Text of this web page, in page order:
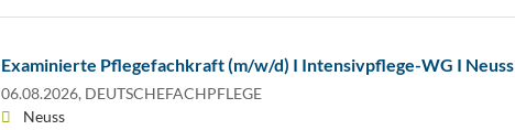
Examinierte Pflegefachkraft (m/w/d) I Intensivpflege-WG I Neuss
06.08.2026, DEUTSCHEFACHPFLEGE
Neuss